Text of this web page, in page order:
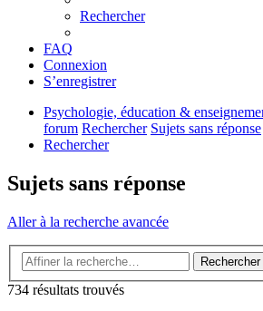
Rechercher
FAQ
Connexion
S’enregistrer
Psychologie, éducation &
forum Rechercher Sujets sans réponse
Rechercher
Sujets sans réponse
Aller à la recherche avancée
Rechercher
734 résultats trouvés